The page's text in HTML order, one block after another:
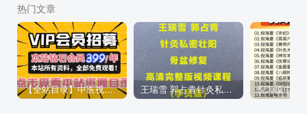
热门文章
【全站目录】中医视频教程合集资源2万G【钻石会员可看全站资源】 王瑞雪 郭占青针灸私密骨盆修复高清完整版视频教程-百度网盘下载